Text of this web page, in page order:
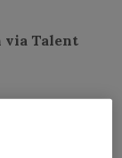
via Talent